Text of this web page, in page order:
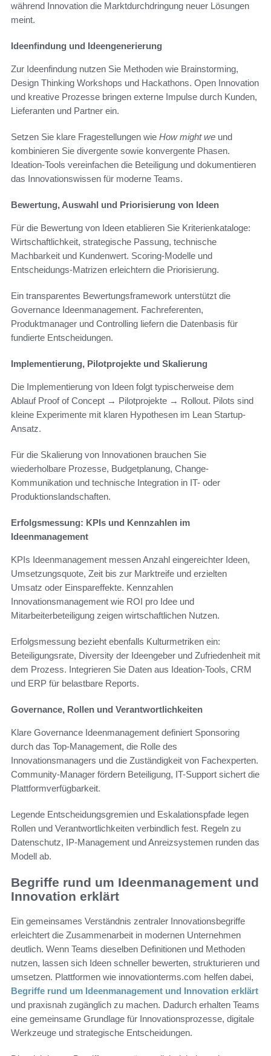
während Innovation die Marktdurchdringung neuer Lösungen
meint.
Ideenfindung und Ideengenerierung
Zur Ideenfindung nutzen Sie Methoden wie Brainstorming,
Design Thinking Workshops und Hackathons. Open Innovation
und kreative Prozesse bringen externe Impulse durch Kunden,
Lieferanten und Partner ein.
Setzen Sie klare Fragestellungen wie How might we und
kombinieren Sie divergente sowie konvergente Phasen.
Ideation-Tools vereinfachen die Beteiligung und dokumentieren
das Innovationswissen für moderne Teams.
Bewertung, Auswahl und Priorisierung von Ideen
Für die Bewertung von Ideen etablieren Sie Kriterienkataloge:
Wirtschaftlichkeit, strategische Passung, technische
Machbarkeit und Kundenwert. Scoring-Modelle und
Entscheidungs-Matrizen erleichtern die Priorisierung.
Ein transparentes Bewertungsframework unterstützt die
Governance Ideenmanagement. Fachreferenten,
Produktmanager und Controlling liefern die Datenbasis für
fundierte Entscheidungen.
Implementierung, Pilotprojekte und Skalierung
Die Implementierung von Ideen folgt typischerweise dem
Ablauf Proof of Concept → Pilotprojekte → Rollout. Pilots sind
kleine Experimente mit klaren Hypothesen im Lean Startup-
Ansatz.
Für die Skalierung von Innovationen brauchen Sie
wiederholbare Prozesse, Budgetplanung, Change-
Kommunikation und technische Integration in IT- oder
Produktionslandschaften.
Erfolgsmessung: KPIs und Kennzahlen im
Ideenmanagement
KPIs Ideenmanagement messen Anzahl eingereichter Ideen,
Umsetzungsquote, Zeit bis zur Marktreife und erzielten
Umsatz oder Einspareffekte. Kennzahlen
Innovationsmanagement wie ROI pro Idee und
Mitarbeiterbeteiligung zeigen wirtschaftlichen Nutzen.
Erfolgsmessung bezieht ebenfalls Kulturmetriken ein:
Beteiligungsrate, Diversity der Ideengeber und Zufriedenheit mit
dem Prozess. Integrieren Sie Daten aus Ideation-Tools, CRM
und ERP für belastbare Reports.
Governance, Rollen und Verantwortlichkeiten
Klare Governance Ideenmanagement definiert Sponsoring
durch das Top-Management, die Rolle des
Innovationsmanagers und die Zuständigkeit von Fachexperten.
Community-Manager fördern Beteiligung, IT-Support sichert die
Plattformverfügbarkeit.
Legende Entscheidungsgremien und Eskalationspfade legen
Rollen und Verantwortlichkeiten verbindlich fest. Regeln zu
Datenschutz, IP-Management und Anreizsystemen runden das
Modell ab.
Begriffe rund um Ideenmanagement und
Innovation erklärt
Ein gemeinsames Verständnis zentraler Innovationsbegriffe
erleichtert die Zusammenarbeit in modernen Unternehmen
deutlich. Wenn Teams dieselben Definitionen und Methoden
nutzen, lassen sich Ideen schneller bewerten, strukturieren und
umsetzen. Plattformen wie innovationterms.com helfen dabei,
Begriffe rund um Ideenmanagement und Innovation erklärt
und praxisnah zugänglich zu machen. Dadurch erhalten Teams
eine gemeinsame Grundlage für Innovationsprozesse, digitale
Werkzeuge und strategische Entscheidungen.